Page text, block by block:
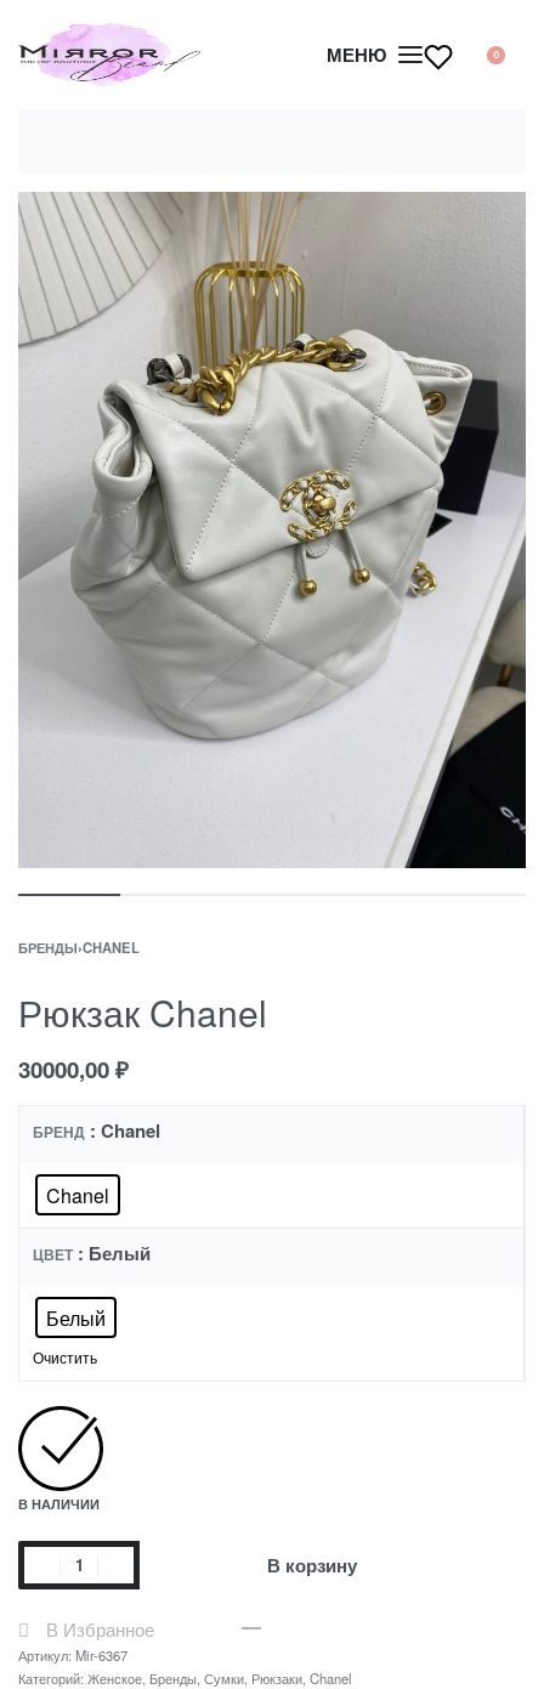
МЕНЮ 0
БРЕНДЫ›CHANEL
Рюкзак Chanel
30000,00₽
БРЕНД : Chanel
Chanel
ЦВЕТ : Белый
Белый
Очистить
В НАЛИЧИИ
В корзину
В Избранное
Артикул: Mir-6367
Категорий: Женское Бренды Сумки Рюкзаки Chanel